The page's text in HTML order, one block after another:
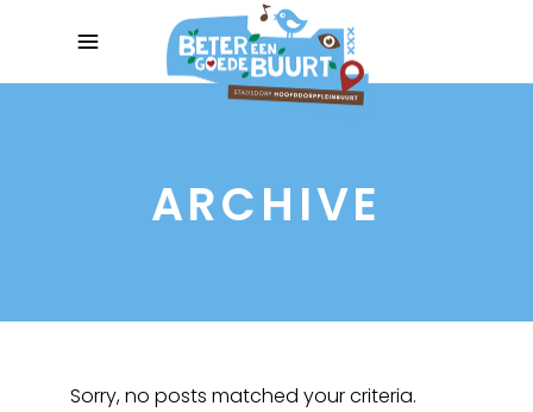
ARCHIVE
Sorry, no posts matched your criteria.